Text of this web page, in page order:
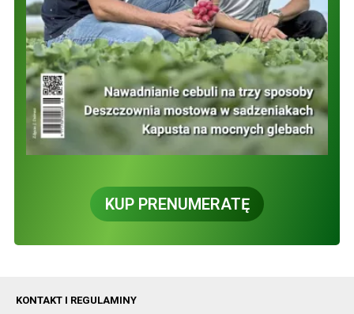
KUP PRENUMERATĘ
KONTAKT I REGULAMINY